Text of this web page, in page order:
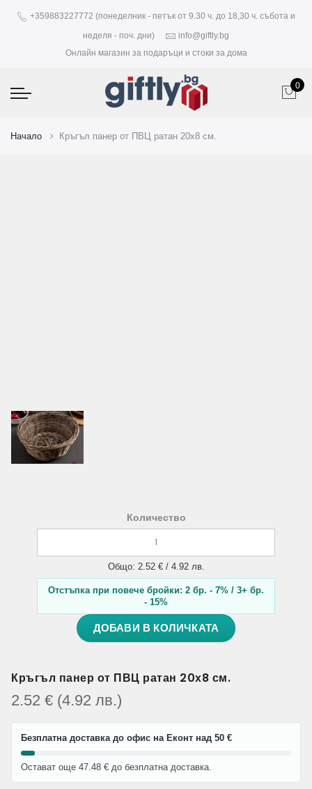
+359883227772 (понеделник - петък от 9.30 ч. до 18,30 ч. събота и
неделя - поч. дни)
info@giftly.bg
Онлайн магазин за подаръци и стоки за дома
0
Начало Кръгъл панер от ПВЦ ратан 20х8 см.
Количество
Общо: 2.52 € / 4.92 лв.
Отстъпка при повече бройки: 2 бр. - 7% / 3+ бр.
- 15%
ДОБАВИ В КОЛИЧКАТА
Кръгъл панер от ПВЦ ратан 20х8 см.
2.52 € (4.92 лв.)
Безплатна доставка до офис на Еконт над 50 €
Остават още 47.48 € до безплатна доставка.